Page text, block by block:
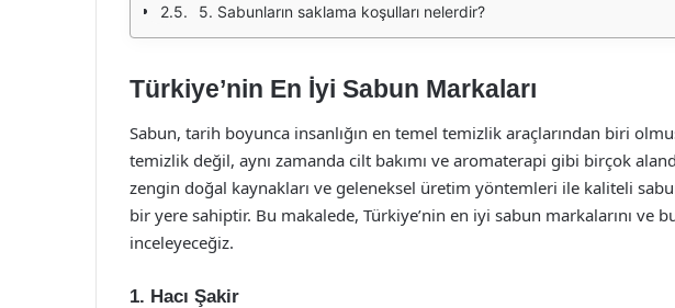
5. Sabunların saklama koşulları nelerdir?
Türkiye’nin En İyi Sabun Markaları
Sabun, tarih boyunca insanlığın en temel temizlik araçlarından biri
temizlik değil, aynı zamanda cilt bakımı ve aromaterapi gibi birçok
zengin doğal kaynakları ve geleneksel üretim yöntemleri ile kaliteli
bir yere sahiptir. Bu makalede, Türkiye’nin en iyi sabun markalarını ve
inceleyeceğiz.
1. Hacı Şakir